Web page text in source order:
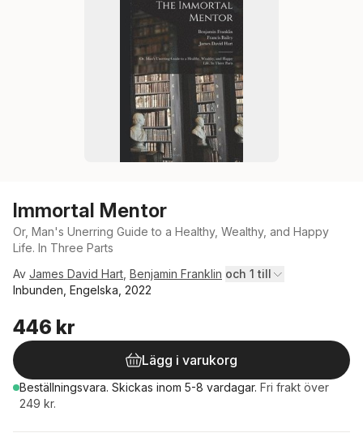
Immortal Mentor
Or, Man's Unerring Guide to a Healthy, Wealthy, and Happy
Life. In Three Parts
Av James David Hart Benjamin Franklin och 1 till
Inbunden, Engelska, 2022
446 kr
Lägg i varukorg
Beställningsvara. Skickas inom 5-8 vardagar. Fri frakt över
249 kr.